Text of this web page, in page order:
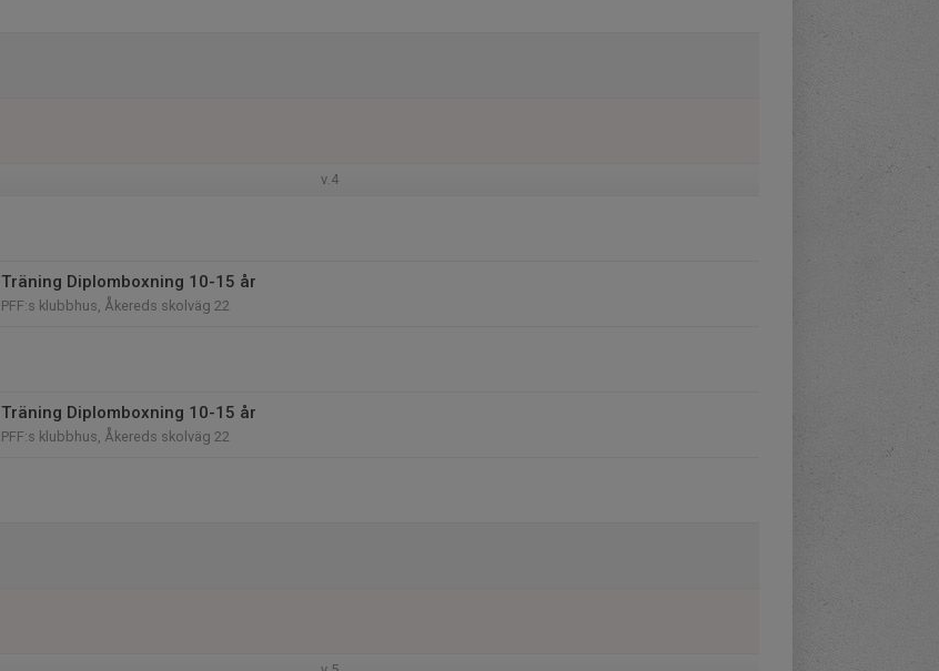
v.4
Träning Diplomboxning 10-15 år
PFF:s klubbhus, Åkereds skolväg 22
Träning Diplomboxning 10-15 år
PFF:s klubbhus, Åkereds skolväg 22